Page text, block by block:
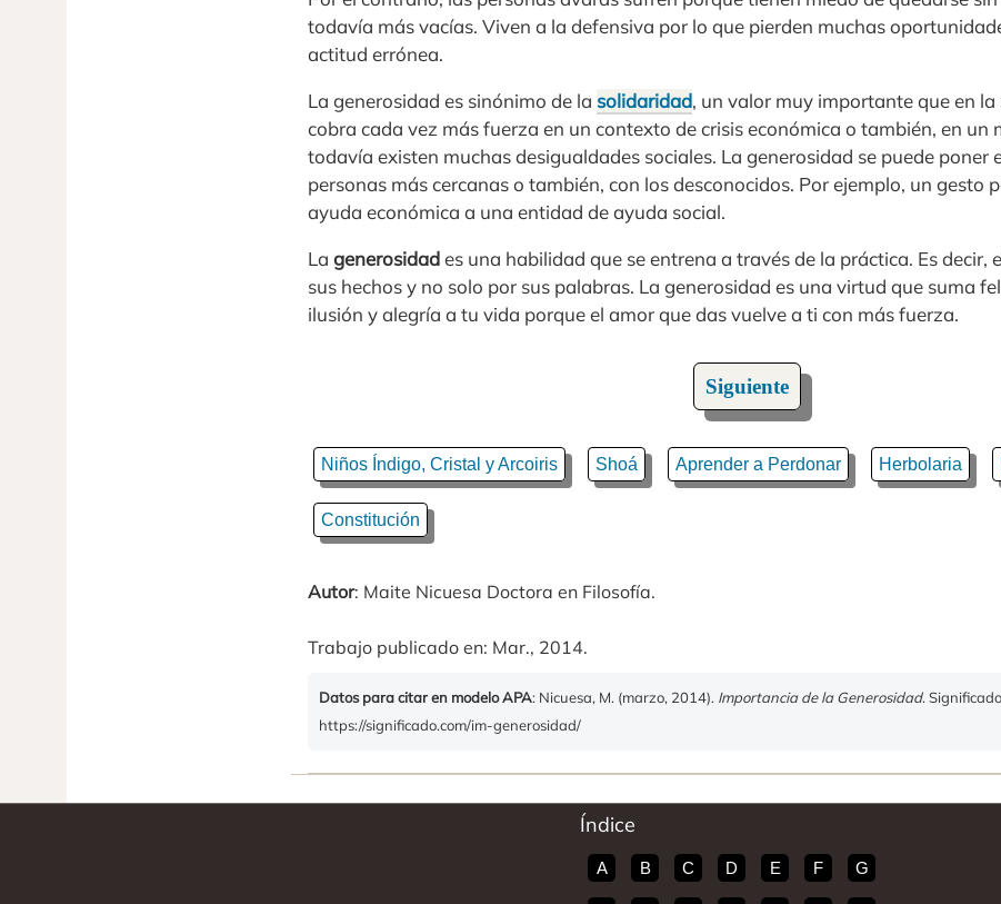
todavía más vacías. Viven a la defensiva por lo que pierden muchas
actitud errónea.
La generosidad es sinónimo de la solidaridad, un valor muy importante que en la
cobra cada vez más fuerza en un contexto de crisis económica o también, en un
todavía existen muchas desigualdades sociales. La generosidad se puede poner
personas más cercanas o también, con los desconocidos. Por ejemplo, un gesto
ayuda económica a una entidad de ayuda social.
La generosidades una habilidad que se entrena a través de la práctica. Es decir,
sus hechos y no solo por sus palabras. La generosidad es una virtud que suma
ilusión y alegría a tu vida porque el amor que das vuelve a ti con más fuerza.
Siguiente
Niños Índigo, Cristal y Arcoiris Shoá Aprender a Perdonar Herbolaria
Constitución
Autor: Maite Nicuesa Doctora en Filosofía.
Trabajo publicado en: Mar., 2014.
Datos para citar en modelo APA: Nicuesa, M. (marzo, 2014). Importancia de la Generosidad.
https://significado.com/im-generosidad/
Índice
A B C D E F G